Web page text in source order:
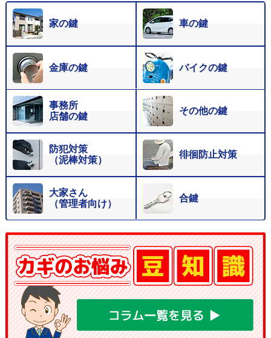
家の鍵 車の鍵
金庫の鍵 バイクの鍵
事務所
店舗の鍵
その他の鍵
防犯対策
（泥棒対策）
徘徊防止対策
大家さん
（管理者向け）
合鍵